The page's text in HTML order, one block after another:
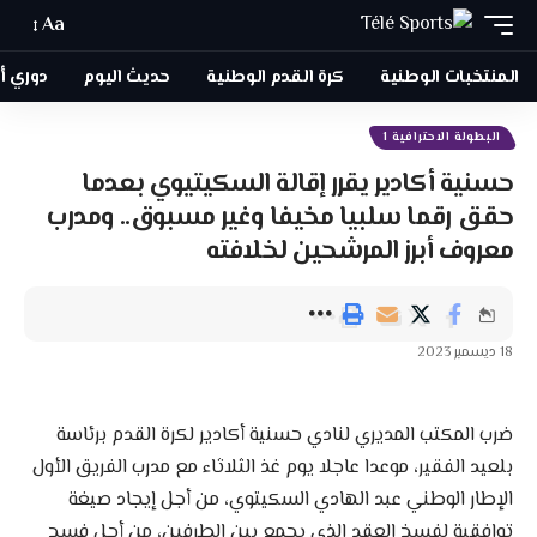
Aa
المنتخبات الوطنية كرة القدم الوطنية حديث اليوم دوري
البطولة الاحترافية 1
حسنية أكادير يقرر إقالة السكيتيوي بعدما
حقق رقما سلبيا مخيفا وغير مسبوق.. ومدرب
معروف أبرز المرشحين لخلافته
ضرب المكتب المديري لنادي حسنية أكادير لكرة القدم برئاسة
بلعيد الفقير، موعدا عاجلا يوم غذ الثلاثاء مع مدرب الفريق الأول
الإطار الوطني عبد الهادي السكيتوي، من أجل إيجاد صيغة